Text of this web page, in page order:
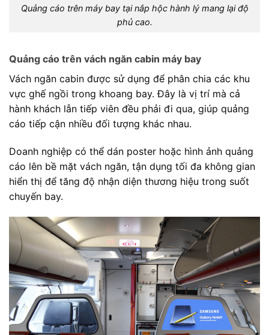
Quảng cáo trên máy bay tại nắp hộc hành lý mang lại độ
phủ cao.
Quảng cáo trên vách ngăn cabin máy bay
Vách ngăn cabin được sử dụng để phân chia các khu
vực ghế ngồi trong khoang bay. Đây là vị trí mà cả
hành khách lẫn tiếp viên đều phải đi qua, giúp quảng
cáo tiếp cận nhiều đối tượng khác nhau.
Doanh nghiệp có thể dán poster hoặc hình ảnh quảng
cáo lên bề mặt vách ngăn, tận dụng tối đa không gian
hiển thị để tăng độ nhận diện thương hiệu trong suốt
chuyến bay.